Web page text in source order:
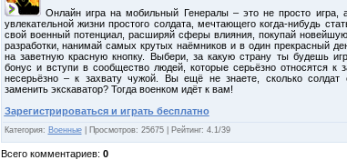
Онлайн игра на мобильный Генералы – это не просто игра,
увлекательной жизни простого солдата, мечтающего когда-нибудь
свой военный потенциал, расширяй сферы влияния, покупай
разработки, нанимай самых крутых наёмников и в один прекрасный
на заветную красную кнопку. Выбери, за какую страну ты будешь
бонус и вступи в сообщество людей, которые серьёзно относятся к
несерьёзно – к захвату чужой. Вы ещё не знаете, сколько солдат
заменить экскаватор? Тогда военком идёт к вам!
Зарегистрироваться и играть бесплатно
Категория: Военные| Просмотров: 25675 | Рейтинг: 4.1 /39
Всего комментариев: 0